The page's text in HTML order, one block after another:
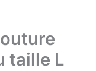
taille L